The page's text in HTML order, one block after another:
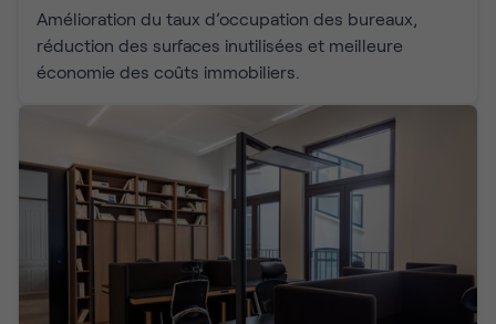
Amélioration du taux d’occupation des bureaux,
réduction des surfaces inutilisées et meilleure
économie des coûts immobiliers.